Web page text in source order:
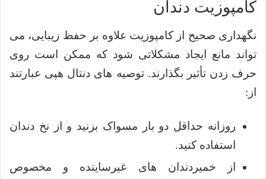
کامپوزیت دندان
نگهداری صحیح از کامپوزیت علاوه بر حفظ زیبایی، می
تواند مانع ایجاد مشکلاتی شود که ممکن است روی
حرف زدن تأثیر بگذارند. توصیه های دنتال هپی عبارتند
از:
روزانه حداقل دو بار مسواک بزنید و از نخ دندان
استفاده کنید.
از خمیردندان های غیرساینده و مخصوص